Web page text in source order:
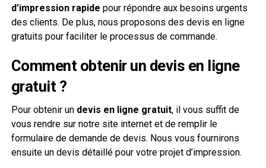
d’impression rapide pour répondre aux besoins urgents
des clients. De plus, nous proposons des devis en ligne
gratuits pour faciliter le processus de commande.
Comment obtenir un devis en ligne
gratuit ?
Pour obtenir un devis en ligne gratuit, il vous suffit de
vous rendre sur notre site internet et de remplir le
formulaire de demande de devis. Nous vous fournirons
ensuite un devis détaillé pour votre projet d’impression.